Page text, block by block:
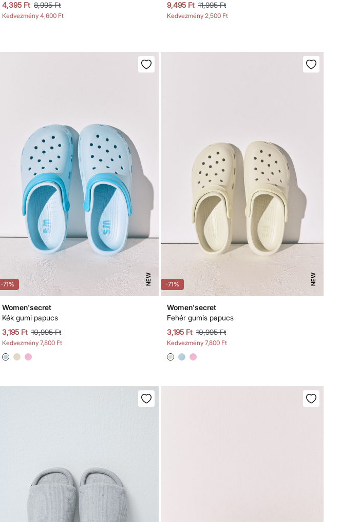
4,395 Ft 8,995 Ft
Kedvezmény 4,600 Ft
9,495 Ft 11,995 Ft
Kedvezmény 2,500 Ft
-71% NEW
Women'secret
Kék gumi papucs
3,195 Ft 10,995 Ft
Kedvezmény 7,800 Ft
-71% NEW
Women'secret
Fehér gumis papucs
3,195 Ft 10,995 Ft
Kedvezmény 7,800 Ft